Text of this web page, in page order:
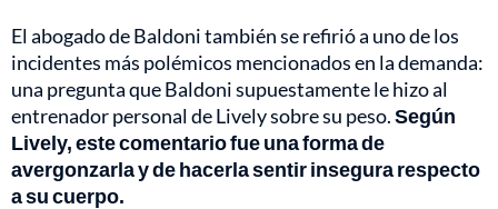
El abogado de Baldoni también se refirió a uno de los
incidentes más polémicos mencionados en la demanda:
una pregunta que Baldoni supuestamente le hizo al
entrenador personal de Lively sobre su peso.Según
Lively, este comentario fue una forma de
avergonzarla y de hacerla sentir insegura respecto
a su cuerpo.